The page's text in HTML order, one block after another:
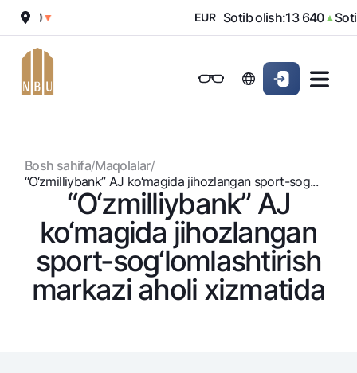
Shaxsiy kabinet
Jismoniy shaxslarga
Kreditlar
Ipoteka
Avtokredit
Mikroqarz
Omonatlar
Hamma uchun
Jozibali
Kartalar
▼ Sotib olish:13 640 ▲Sotish:
Ovozni yoqish
Bosh sahifa/Maqolalar/
“O‘zmilliybank” AJ ko‘magida jihozlangan sport-sog...
“O‘zmilliybank” AJ
ko‘magida jihozlangan
sport-sog‘lomlashtirish
markazi aholi xizmatida